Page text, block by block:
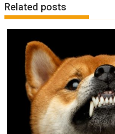
n
a
Related posts